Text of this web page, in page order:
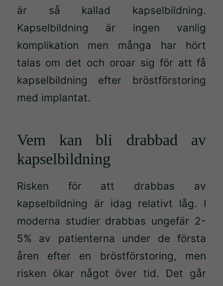
är så kallad kapselbildning.
Kapselbildning är ingen vanlig
komplikation men många har hört
talas om det och oroar sig för att få
kapselbildning efter bröstförstoring
med implantat.
Vem kan bli drabbad av
kapselbildning
Risken för att drabbas av
kapselbildning är idag relativt låg. I
moderna studier drabbas ungefär 2-
5% av patienterna under de första
åren efter en bröstförstoring, men
risken ökar något över tid. Det går